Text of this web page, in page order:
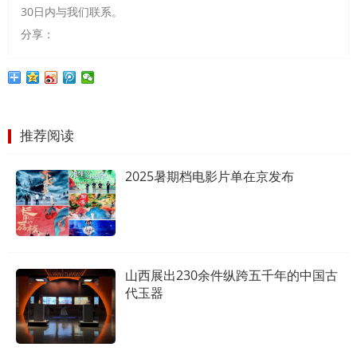
30日内与我们联系。
分享：
推荐阅读
2025暑期档电影片单在京发布
山西展出230余件纵跨五千年的中国古
代玉器